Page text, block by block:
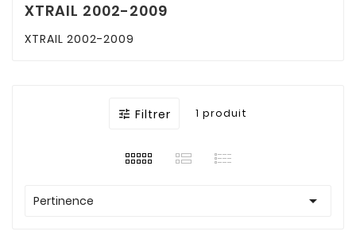
XTRAIL 2002-2009
XTRAIL 2002-2009
 Filtrer 1 produit
Pertinence 